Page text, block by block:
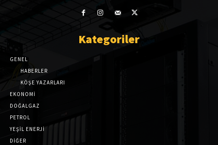
Kategoriler
GENEL
HABERLER
KÖŞE YAZARLARI
EKONOMİ
DOĞALGAZ
PETROL
YEŞİL ENERJİ
DİĞER